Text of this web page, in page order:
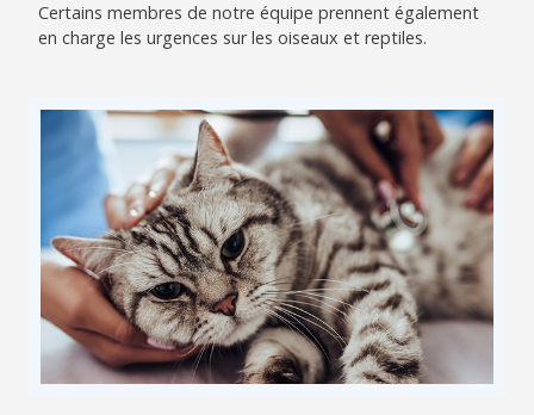
Certains membres de notre équipe prennent également
en charge les urgences sur les oiseaux et reptiles.